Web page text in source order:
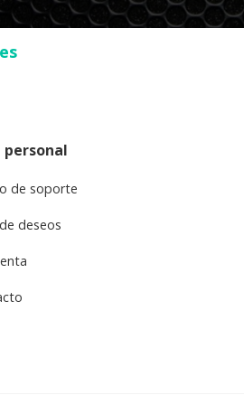
personal
de soporte
deseos